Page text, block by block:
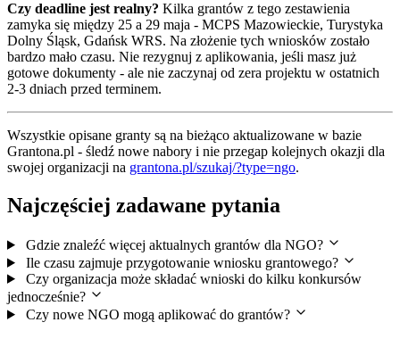
Czy deadline jest realny? Kilka grantów z tego zestawienia
zamyka się między 25 a 29 maja - MCPS Mazowieckie, Turystyka
Dolny Śląsk, Gdańsk WRS. Na złożenie tych wniosków zostało
bardzo mało czasu. Nie rezygnuj z aplikowania, jeśli masz już
gotowe dokumenty - ale nie zaczynaj od zera projektu w ostatnich
2-3 dniach przed terminem.
Wszystkie opisane granty są na bieżąco aktualizowane w bazie
Grantona.pl - śledź nowe nabory i nie przegap kolejnych okazji dla
swojej organizacji na grantona.pl/szukaj/?type=ngo.
Najczęściej zadawane pytania
Gdzie znaleźć więcej aktualnych grantów dla NGO?
Ile czasu zajmuje przygotowanie wniosku grantowego?
Czy organizacja może składać wnioski do kilku konkursów
jednocześnie?
Czy nowe NGO mogą aplikować do grantów?